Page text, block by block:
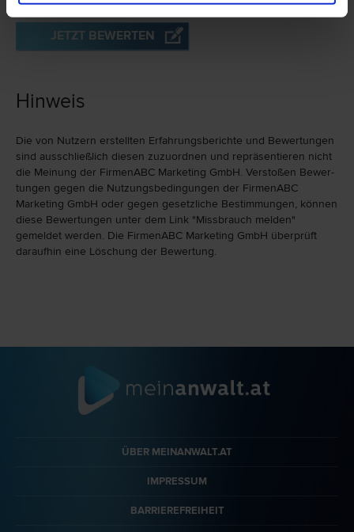
JETZT BEWERTEN
Hinweis
Die von Nutzern erstellten Erfahrungs­berichte und Bewer­tungen
sind ausschließlich diesen zuzu­ord­nen und repräsen­tieren nicht
die Meinung der FirmenABC Marketing GmbH. Verstoßen Bewer­
tungen gegen die Nutzungs­bedingungen der FirmenABC
Marketing GmbH oder gegen gesetzliche Bestim­mungen, können
diese Bewertungen unter dem Link "Miss­brauch melden"
gemeldet werden. Die FirmenABC Marketing GmbH überprüft
daraufhin eine Löschung der Bewertung.
ÜBER MEINANWALT.AT
IMPRESSUM
BARRIEREFREIHEIT